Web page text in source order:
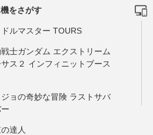
をさがす
ルマスター TOURS
士ガンダム エクストリーム
ス２ インフィニットブース
ョの奇妙な冒険 ラストサバ
達人